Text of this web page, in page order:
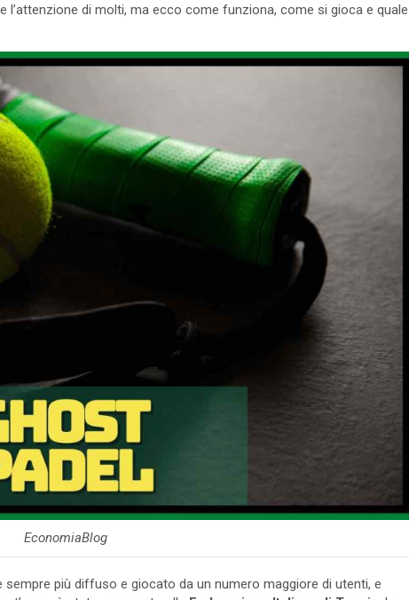
l’attenzione di molti, ma ecco come funziona, come si gioca e quale
EconomiaBlog
sempre più diffuso e giocato da un numero maggiore di utenti, e